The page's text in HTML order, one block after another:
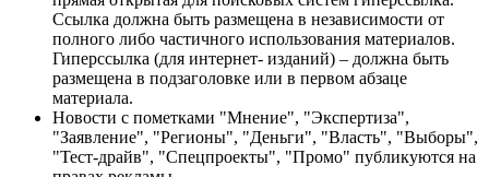
Ссылка должна быть размещена в независимости от
полного либо частичного использования материалов.
Гиперссылка (для интернет- изданий) – должна быть
размещена в подзаголовке или в первом абзаце
материала.
Новости с пометками "Мнение", "Экспертиза",
"Заявление", "Регионы", "Деньги", "Власть", "Выборы",
"Тест-драйв", "Спецпроекты", "Промо" публикуются на